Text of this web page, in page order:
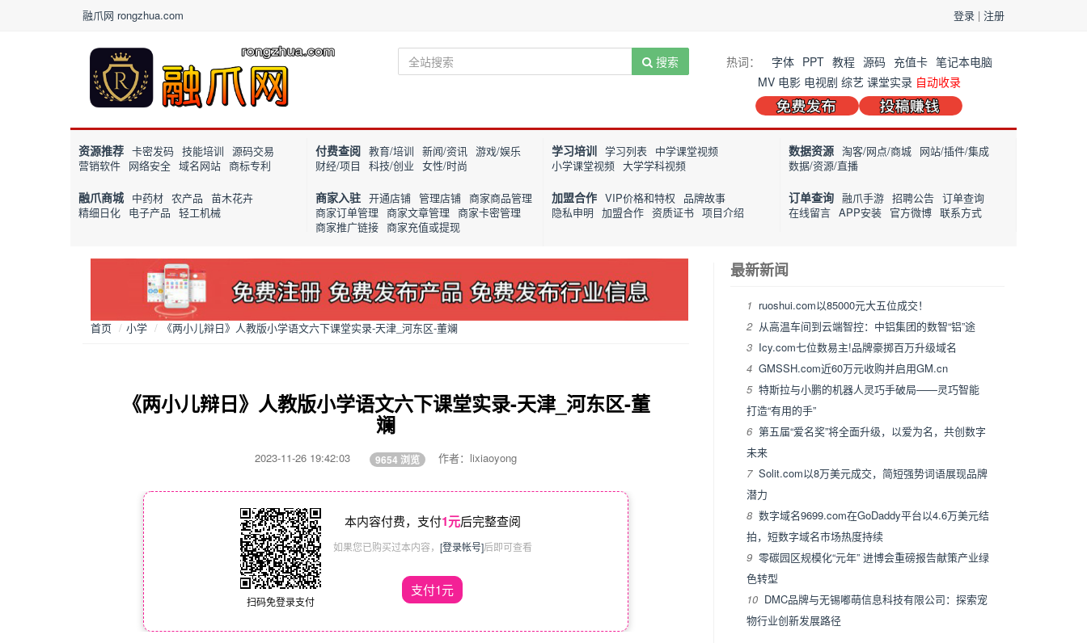
融爪网 rongzhua.com 登录 | 注册
搜索 热词： 字体 PPT 教程 源码 充值卡 笔记本电脑
MV 电影 电视剧 综艺 课堂实录 自动收录
资源推荐 卡密发码 技能培训 源码交易
营销软件 网络安全 域名网站 商标专利
付费查阅 教育/培训 新闻/资讯 游戏/娱乐
财经/项目
科技/创业 女性/时尚
学习培训 学习列表 中学课堂视频
小学课堂视频 大学学科视频
数据资源 淘客/网点/商城
网站/插件/集成
数据/资源/直播
融爪商城 中药材 农产品 苗木花卉
精细日化 电子产品 轻工机械
商家入驻 开通店铺 管理店铺 商家商品管理
商家订单管理 商家文章管理 商家卡密管理
商家推广链接 商家充值或提现
加盟合作 VIP价格和特权
品牌故事
隐私申明 加盟合作 资质证书 项目介绍
订单查询 融爪手游 招聘公告 订单查询
在线留言 APP安装 官方微博 联系方式
首页 / 小学 / 《两小儿辩日》人教版小学语文六下课堂实录-天津_河东区-董斓
《两小儿辩日》人教版小学语文六下课堂实录-天津_河东区-董
斓
2023-11-26 19:42:03 9654 浏览 作者：lixiaoyong
扫码免登录支付
本内容付费，支付1元后完整查阅
如果您已购买过本内容， [登录帐号]后即可查看
支付1元
最新新闻
1 ruoshui.com以85000元大五位成交！
2 从高温车间到云端智控：中铝集团的数智“铝”途
3 Icy.com七位数易主!品牌豪掷百万升级域名
4 GMSSH.com近60万元收购并启用GM.cn
5 特斯拉与小鹏的机器人灵巧手破局——灵巧智能
打造“有用的手”
6 第五届“爱名奖”将全面升级，以爱为名，共创数字
未来
7 Solit.com以8万美元成交，简短强势词语展现品牌
潜力
8 数字域名9699.com在GoDaddy平台以4.6万美元结
拍，短数字域名市场热度持续
9 零碳园区规模化“元年” 进博会重磅报告献策产业绿
色转型
10 DMC品牌与无锡嘟萌信息科技有限公司：探索宠
物行业创新发展路径